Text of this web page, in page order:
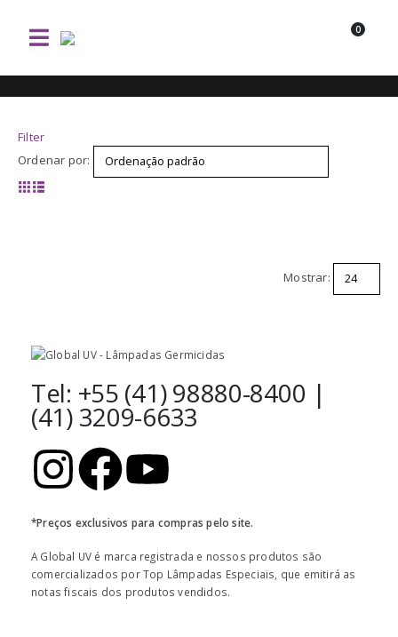
0
Filter
Ordenar por:
Mostrar:
Tel: +55 (41) 98880-8400 |
(41) 3209-6633
*Preços exclusivos para compras pelo site.
A Global UV é marca registrada e nossos produtos são
comercializados por Top Lâmpadas Especiais, que emitirá as
notas fiscais dos produtos vendidos.